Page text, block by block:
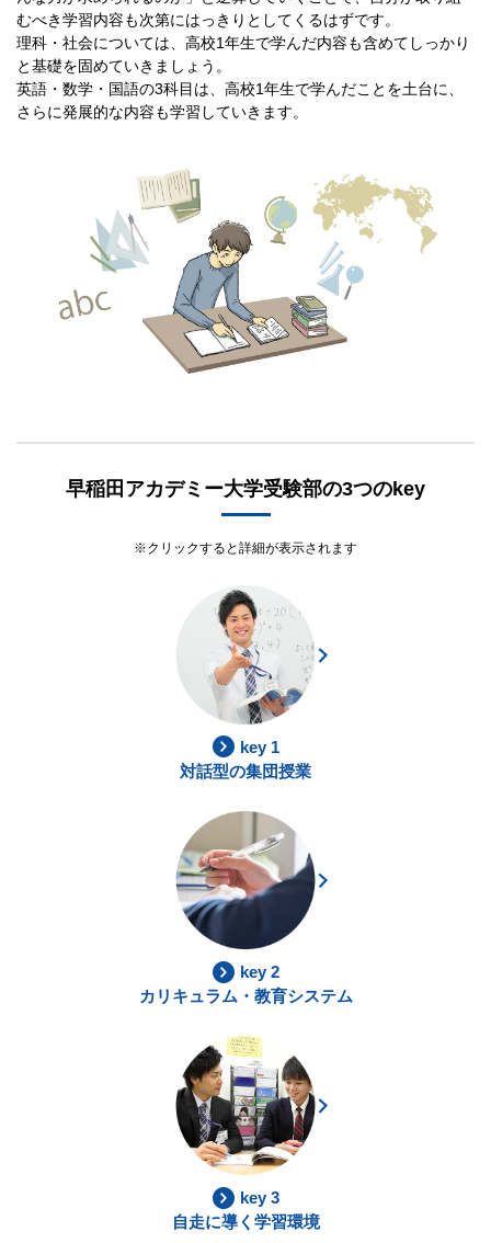
むべき学習内容も次第にはっきりとしてくるはずです。
理科・社会については、高校1年生で学んだ内容も含めてしっかり
と基礎を固めていきましょう。
英語・数学・国語の3科目は、高校1年生で学んだことを土台に、
さらに発展的な内容も学習していきます。
早稲田アカデミー大学受験部の3つのkey
クリックすると詳細が表示されます
key 1
対話型の集団授業
key 2
カリキュラム・教育システム
key 3
自走に導く学習環境